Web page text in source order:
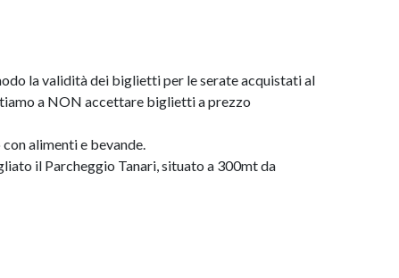
la validità dei biglietti per le serate acquistati al
a NON accettare biglietti a prezzo
alimenti e bevande.
il Parcheggio Tanari, situato a 300mt da